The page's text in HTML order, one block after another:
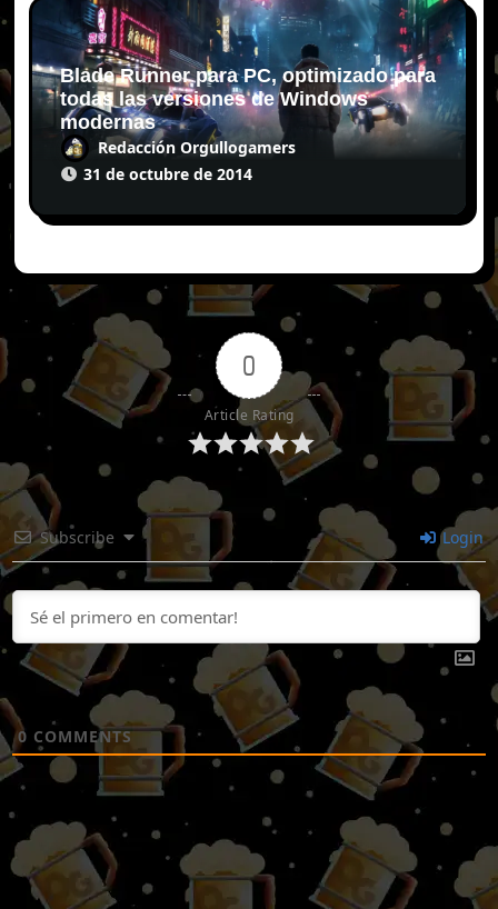
Blade Runner para PC, optimizado para
todas las versiones de Windows
modernas
Redacción Orgullogamers
31 de octubre de 2014
0
Article Rating
Subscribe Login
0 COMMENTS